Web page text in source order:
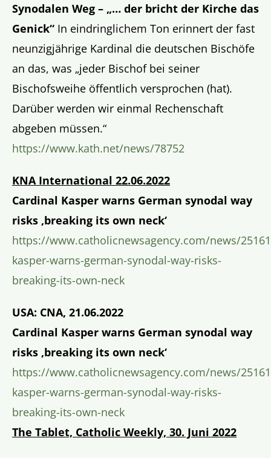
Synodalen Weg – „… der bricht der Kirche das
Genick“ In eindringlichem Ton erinnert der fast
neunzigjährige Kardinal die deutschen Bischöfe
an das, was „jeder Bischof bei seiner
Bischofsweihe öffentlich versprochen (hat).
Darüber werden wir einmal Rechenschaft
abgeben müssen.“
https://www.kath.net/news/78752
KNA International 22.06.2022
Cardinal Kasper warns German synodal way
risks ‚breaking its own neck‘
https://www.catholicnewsagency.com/news/
kasper-warns-german-synodal-way-risks-
breaking-its-own-neck
USA: CNA, 21.06.2022
Cardinal Kasper warns German synodal way
risks ‚breaking its own neck‘
https://www.catholicnewsagency.com/news/
kasper-warns-german-synodal-way-risks-
breaking-its-own-neck
The Tablet, Catholic Weekly, 30. Juni 2022